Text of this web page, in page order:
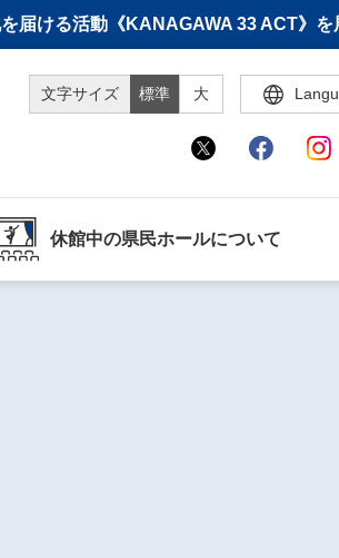
ける活動《KANAGAWA 33 ACT》を
文字サイズ 標準 大
休館中の県民ホールについて